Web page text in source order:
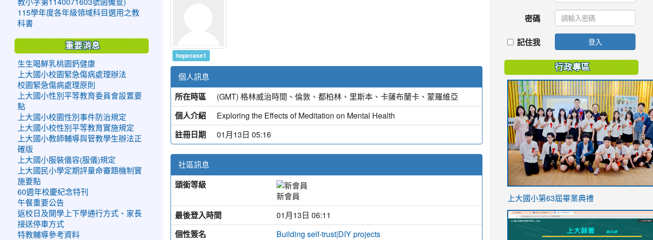
hopecase1
個人訊息
所在時區
(GMT) 格林威治時間、倫敦、都柏林、里斯本、卡薩布蘭卡、蒙羅維亞
個人介紹
Exploring the Effects of Meditation on Mental Health
註冊日期
01月13日 05:16
社區訊息
頭銜等級
新會員
最後登入時間
01月13日 06:11
個性簽名
Building self-trust|DIY projects
教小字第1140071603號函備查)
115學年度各年級領域科目選用之教
科書
重要消息
生生喝鮮乳桃園鈣健康
上大國小校園緊急傷病處理辦法
校園緊急傷病處理原則
上大國小性別平等教育委員會設置要
點
上大國小校園性別事件防治規定
上大國小校性別平等教育實施規定
上大國小教師輔導與管教學生辦法正
確版
上大國小服裝儀容(服儀)規定
上大國民小學定期評量命審題機制實
施要點
60週年校慶紀念特刊
午餐重要公告
返校日及開學上下學通行方式、家長
接送停車方式
特教輔導參考資料
密碼
記住我 登入
行政專區
link
https://sites.google.com/stes.tyc.edu.tw/
上大國小第63屆畢業典禮
link